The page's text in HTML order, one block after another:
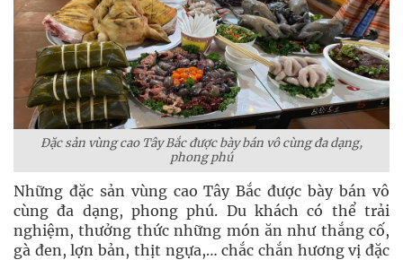
Đặc sản vùng cao Tây Bắc được bày bán vô cùng đa dạng,
phong phú
Những đặc sản vùng cao Tây Bắc được bày bán vô
cùng đa dạng, phong phú. Du khách có thể trải
nghiệm, thưởng thức những món ăn như thắng cố,
gà đen, lợn bản, thịt ngựa,… chắc chắn hương vị đặc